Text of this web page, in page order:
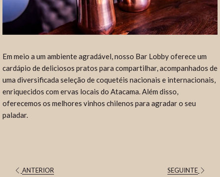
Em meio a um ambiente agradável, nosso Bar Lobby oferece um
cardápio de deliciosos pratos para compartilhar, acompanhados de
uma diversificada seleção de coquetéis nacionais e internacionais,
enriquecidos com ervas locais do Atacama. Além disso,
oferecemos os melhores vinhos chilenos para agradar o seu
paladar.
ANTERIOR SEGUINTE